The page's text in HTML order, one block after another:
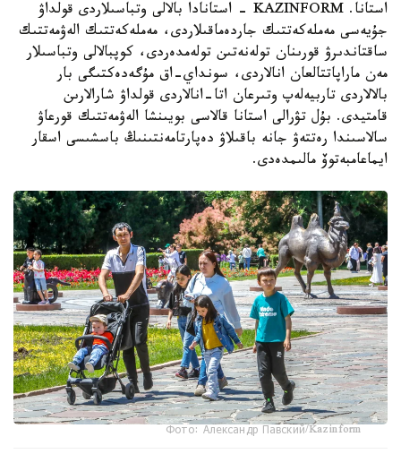
استانا. KAZINFORM - استانادا بالالى وتباسىلاردى قولداۋ
جۇيەسى مەملەكەتتىك جاردەماقىلاردى، مەملەكەتتىك الەۋمەتتىك
ساقتاندىرۋ قورىنان تولەنەتىن تولەمدەردى، كوپبالالى وتباسىلار
مەن ماراپاتتالعان انالاردى، سونداي-اق مۇگەدەكتىگى بار
بالالاردى تاربيەلەپ وتىرعان اتا-انالاردى قولداۋ شارالارىن
قامتيدى. بۇل تۋرالى استانا قالاسى بويىنشا الەۋمەتتىك قورعاۋ
سالاسىندا رەتتەۋ جانە باقىلاۋ دەپارتامەنتىنىڭ باسشىسى اسقار
ايماعامبەتوۆ مالىمدەدى.
Фото: Александр Павский/Kazinform